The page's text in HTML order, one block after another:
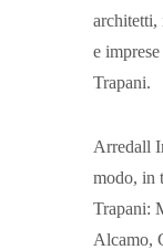
architetti,
e
Trapani.
Arredall
modo, in
Trapani:
Alcamo,